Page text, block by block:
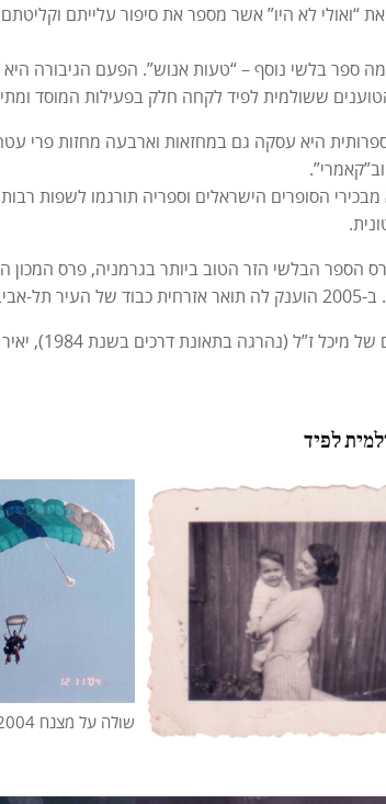
את “ואולי לא היו” אשר מספר את סיפור עלייתם
פרסמה ספר בלשי נוסף – “טעות אנוש”. הפעם
ששולמית לפיד לקחה חלק בפעילות המוסד
היא עסקה גם במחזאות וארבעה מחזות פרי עטה
הסופרים הישראלים וספריה תורגמו לשפות
הספר הבלשי הזר הטוב ביותר בגרמניה, פרס המכון
תל-אביב.
דרכים בשנת 1984), יאיר לפיד, עיתונאי ויו”ר מפלגת “יש עתיד ומיכל, פסיכולוגית.
לפיד
שולה על מצנח 2004